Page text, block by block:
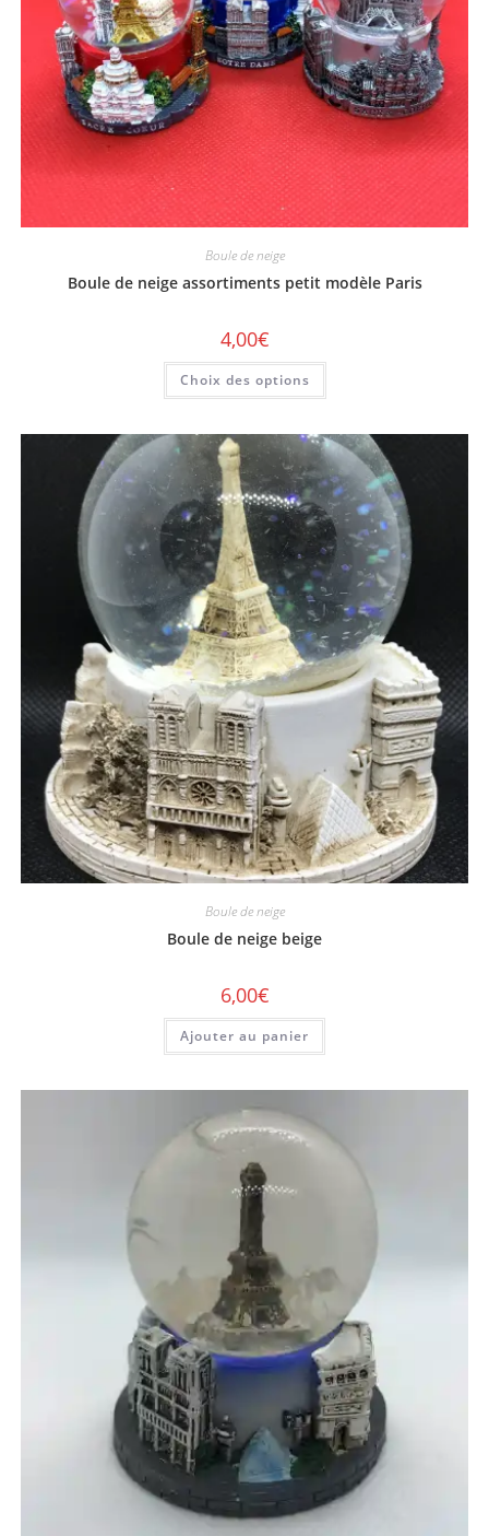
Boule de neige
Boule de neige assortiments petit modèle Paris
4,00€
Choix des options
Boule de neige
Boule de neige beige
6,00€
Ajouter au panier